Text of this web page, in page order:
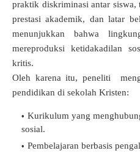
praktik diskriminasi antar siswa,
prestasi akademik, dan latar
menunjukkan bahwa
mereproduksi ketidakadilan
kritis.
Oleh karena itu, peneliti
pendidikan di sekolah Kristen:
Kurikulum yang
sosial.
Pembelajaran berbasis